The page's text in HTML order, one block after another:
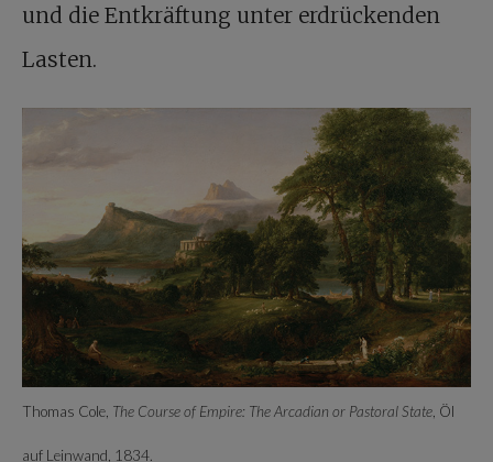
und die Entkräftung unter erdrückenden
Lasten.
Thomas Cole, The Course of Empire: The Arcadian or Pastoral State , Öl
auf Leinwand, 1834.